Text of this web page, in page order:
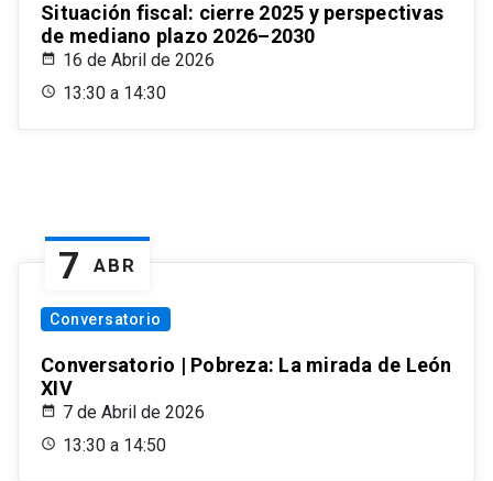
Situación fiscal: cierre 2025 y perspectivas
de mediano plazo 2026–2030
16 de Abril de 2026
13:30 a 14:30
7 ABR
Conversatorio
Conversatorio | Pobreza: La mirada de León
XIV
7 de Abril de 2026
13:30 a 14:50